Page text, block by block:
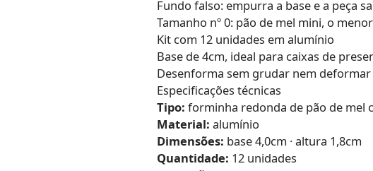
Fundo falso: empurra a base e a peça
Tamanho nº 0: pão de mel mini, o
Kit com 12 unidades em alumínio
Base de 4cm, ideal para caixas de
Desenforma sem grudar nem deformar
Especificações técnicas
Tipo: forminha redonda de pão de mel
Material: alumínio
Dimensões: base 4,0cm · altura 1,8cm
Quantidade: 12 unidades